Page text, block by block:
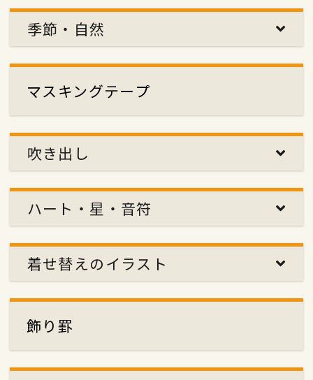
季節・自然
マスキングテープ
吹き出し
ハート・星・音符
着せ替えのイラスト
飾り罫